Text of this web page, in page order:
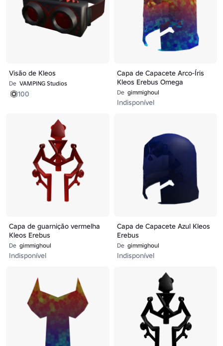
Visão de Kleos
De VAMPING Studios
100
Capa de Capacete Arco-Íris
Kleos Erebus Omega
De gimmighoul
Indisponível
Capa de guarnição vermelha
Kleos Erebus
De gimmighoul
Indisponível
Capa de Capacete Azul Kleos
Erebus
De gimmighoul
Indisponível